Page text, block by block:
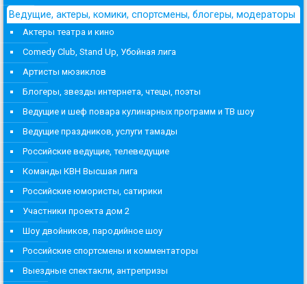
Ведущие, актеры, комики, спортсмены, блогеры, модераторы
Актеры театра и кино
Comedy Club, Stand Up, Убойная лига
Артисты мюзиклов
Блогеры, звезды интернета, чтецы, поэты
Ведущие и шеф повара кулинарных программ и ТВ шоу
Ведущие праздников, услуги тамады
Российские ведущие, телеведущие
Команды КВН Высшая лига
Российские юмористы, сатирики
Участники проекта дом 2
Шоу двойников, пародийное шоу
Российские спортсмены и комментаторы
Выездные спектакли, антрепризы